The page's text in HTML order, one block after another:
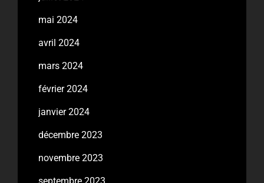
mai 2024
avril 2024
mars 2024
février 2024
janvier 2024
décembre 2023
novembre 2023